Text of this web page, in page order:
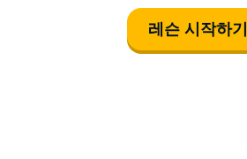
레슨 시작하기